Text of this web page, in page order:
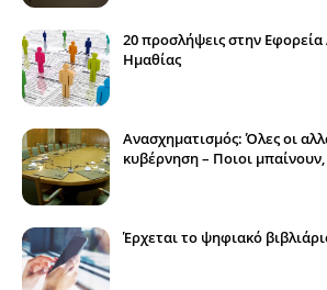
20 προσλήψεις στην
Ημαθίας
Ανασχηματισμός: Όλες οι
κυβέρνηση – Ποιοι
Έρχεται το ψηφιακό